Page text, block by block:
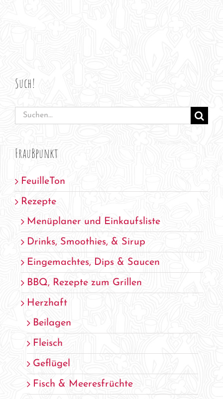
Such!
Suche
FrauBpunkt
FeuilleTon
Rezepte
Menüplaner und Einkaufsliste
Drinks, Smoothies, & Sirup
Eingemachtes, Dips & Saucen
BBQ, Rezepte zum Grillen
Herzhaft
Beilagen
Fleisch
Geflügel
Fisch & Meeresfrüchte